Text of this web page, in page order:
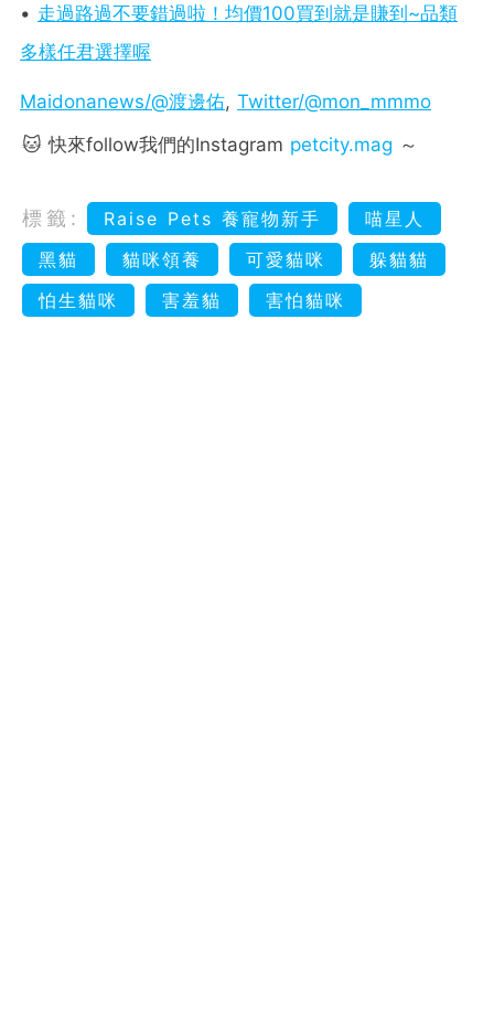
• 走過路過不要錯過啦！均價100買到就是賺到~品類
多樣任君選擇喔
Maidonanews/@渡邊佑, Twitter/@mon_mmmo
🐱 快來follow我們的Instagram petcity.mag ～
標籤: Raise Pets 養寵物新手
喵星人
黑貓
貓咪領養 可愛貓咪
躲貓貓
怕生貓咪
害羞貓 害怕貓咪